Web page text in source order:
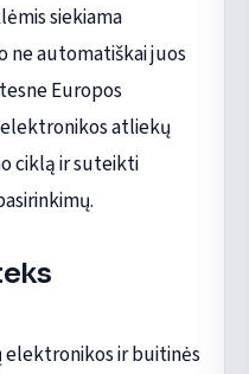
siekiama
ne automatiškai juos
Europos
atliekų
ciklą ir suteikti
ir buitinės